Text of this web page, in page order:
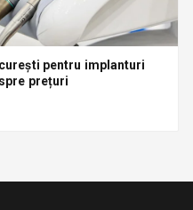
pentru implanturi
prețuri